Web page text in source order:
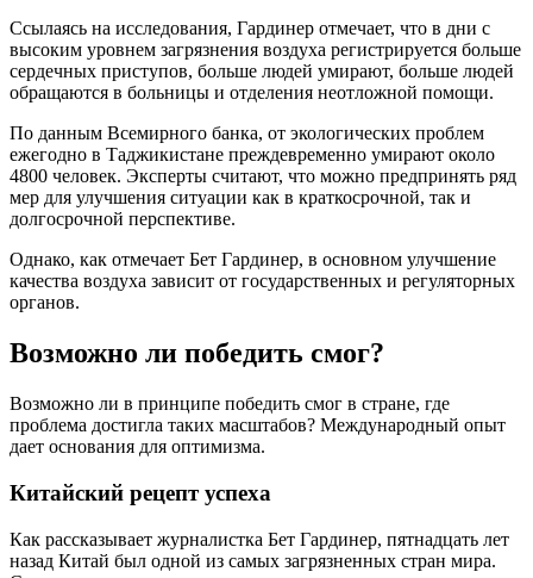
Ссылаясь на исследования, Гардинер отмечает, что в дни с
высоким уровнем загрязнения воздуха регистрируется больше
сердечных приступов, больше людей умирают, больше людей
обращаются в больницы и отделения неотложной помощи.
По данным Всемирного банка, от экологических проблем
ежегодно в Таджикистане преждевременно умирают около
4800 человек. Эксперты считают, что можно предпринять ряд
мер для улучшения ситуации как в краткосрочной, так и
долгосрочной перспективе.
Однако, как отмечает Бет Гардинер, в основном улучшение
качества воздуха зависит от государственных и регуляторных
органов.
Возможно ли победить смог?
Возможно ли в принципе победить смог в стране, где
проблема достигла таких масштабов? Международный опыт
дает основания для оптимизма.
Китайский рецепт успеха
Как рассказывает журналистка Бет Гардинер, пятнадцать лет
назад Китай был одной из самых загрязненных стран мира.